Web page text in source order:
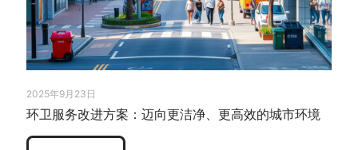
2025年9月23日
环卫服务改进方案：迈向更洁净、更高效的城市环境